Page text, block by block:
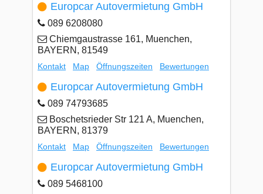
Europcar Autovermietung GmbH
089 6208080
Chiemgaustrasse 161, Muenchen,
BAYERN, 81549
Kontakt Map Öffnungszeiten Bewertungen
Europcar Autovermietung GmbH
089 74793685
Boschetsrieder Str 121 A, Muenchen,
BAYERN, 81379
Kontakt Map Öffnungszeiten Bewertungen
Europcar Autovermietung GmbH
089 5468100